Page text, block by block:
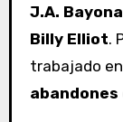
J.A. Bayona
Billy Elliot.
trabajado en
abandones